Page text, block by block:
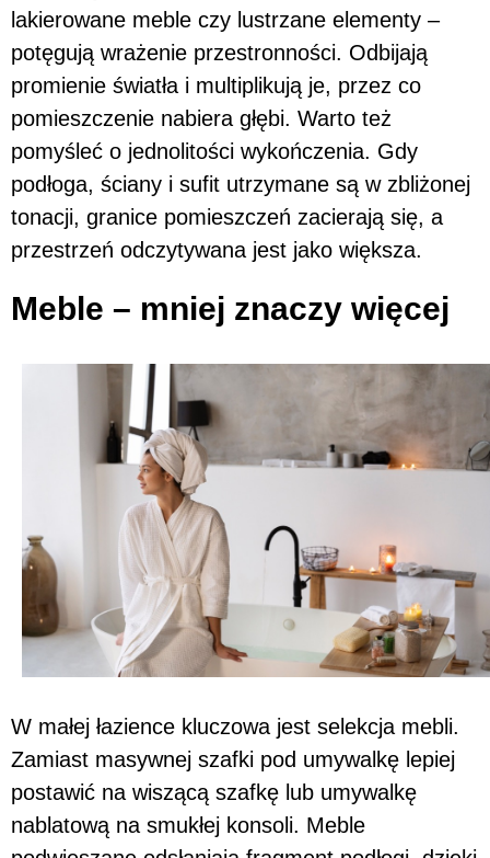
lakierowane meble czy lustrzane elementy –
potęgują wrażenie przestronności. Odbijają
promienie światła i multiplikują je, przez co
pomieszczenie nabiera głębi. Warto też
pomyśleć o jednolitości wykończenia. Gdy
podłoga, ściany i sufit utrzymane są w zbliżonej
tonacji, granice pomieszczeń zacierają się, a
przestrzeń odczytywana jest jako większa.
Meble – mniej znaczy więcej
W małej łazience kluczowa jest selekcja mebli.
Zamiast masywnej szafki pod umywalkę lepiej
postawić na wiszącą szafkę lub umywalkę
nablatową na smukłej konsoli. Meble